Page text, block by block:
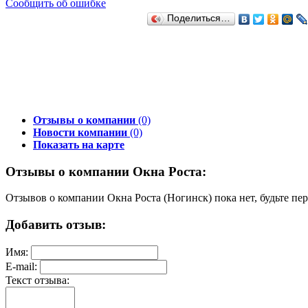
Сообщить об ошибке
Поделиться…
Отзывы о компании (0)
Новости компании (0)
Показать на карте
Отзывы о компании Окна Роста:
Отзывов о компании Окна Роста (Ногинск) пока нет, будьте
Добавить отзыв:
Имя:
E-mail:
Текст отзыва: